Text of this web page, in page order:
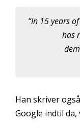
In 15 years
has
Han skriver
Google indtil